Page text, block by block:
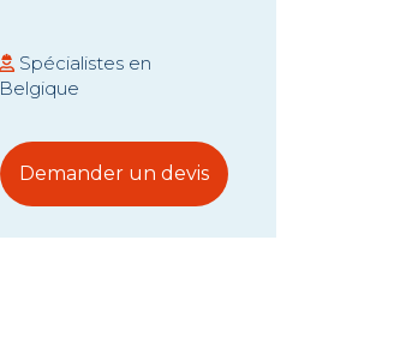
Spécialistes en
Belgique
Demander un devis